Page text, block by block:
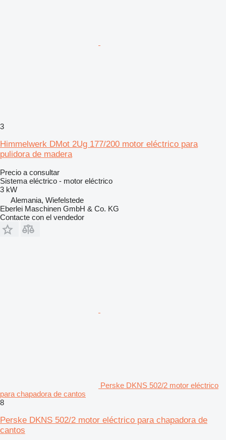
3
Himmelwerk DMot 2Ug 177/200 motor eléctrico para
pulidora de madera
Precio a consultar
Sistema eléctrico - motor eléctrico
3 kW
Alemania, Wiefelstede
Eberlei Maschinen GmbH & Co. KG
Contacte con el vendedor
Perske DKNS 502/2 motor eléctrico
para chapadora de cantos
8
Perske DKNS 502/2 motor eléctrico para chapadora de
cantos